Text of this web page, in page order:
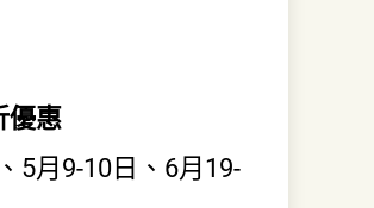
優惠
5月9-10日、6月19-